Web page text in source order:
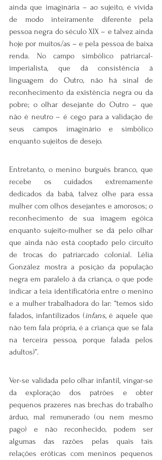
ainda que imaginária – ao sujeito, é vivida
de modo inteiramente diferente pela
pessoa negra do século XIX – e talvez ainda
hoje por muitos/as – e pela pessoa de baixa
renda. No campo simbólico patriarcal-
imperialista, que dá consistência à
linguagem do Outro, não há sinal de
reconhecimento da existência negra ou da
pobre; o olhar desejante do Outro – que
não é neutro – é cego para a validação de
seus campos imaginário e simbólico
enquanto sujeitos de desejo.
Entretanto, o menino burguês branco, que
recebe os cuidados extremamente
dedicados da babá, talvez olhe para essa
mulher com olhos desejantes e amorosos; o
reconhecimento de sua imagem egóica
enquanto sujeito-mulher se dá pelo olhar
que ainda não está cooptado pelo circuito
de trocas do patriarcado colonial. Lélia
González mostra a posição da população
negra em paralelo à da criança, o que pode
indicar a teia identificatória entre o menino
e a mulher trabalhadora do lar: “temos sido
falados, infantilizados (infans, é aquele que
não tem fala própria, é a criança que se fala
na terceira pessoa, porque falada pelos
adultos)”.
Ver-se validada pelo olhar infantil, vingar-se
da exploração dos patrões e obter
pequenos prazeres nas brechas do trabalho
árduo, mal remunerado (ou nem mesmo
pago) e não reconhecido, podem ser
algumas das razões pelas quais tais
relações eróticas com meninos pequenos